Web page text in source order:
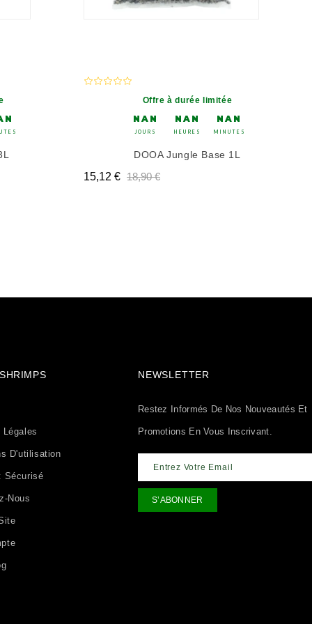
Offre à durée limitée
NAN
JOURS
NAN
HEURES
NAN
MINUTES
DOOA Jungle Base 1L
Prix
15,12 € Prix de base
18,90 €Prix de base
Légales
D'utilisation
Sécurisé
Nous
NEWSLETTER
Restez Informés De Nos Nouveautés Et
Promotions En Vous Inscrivant.